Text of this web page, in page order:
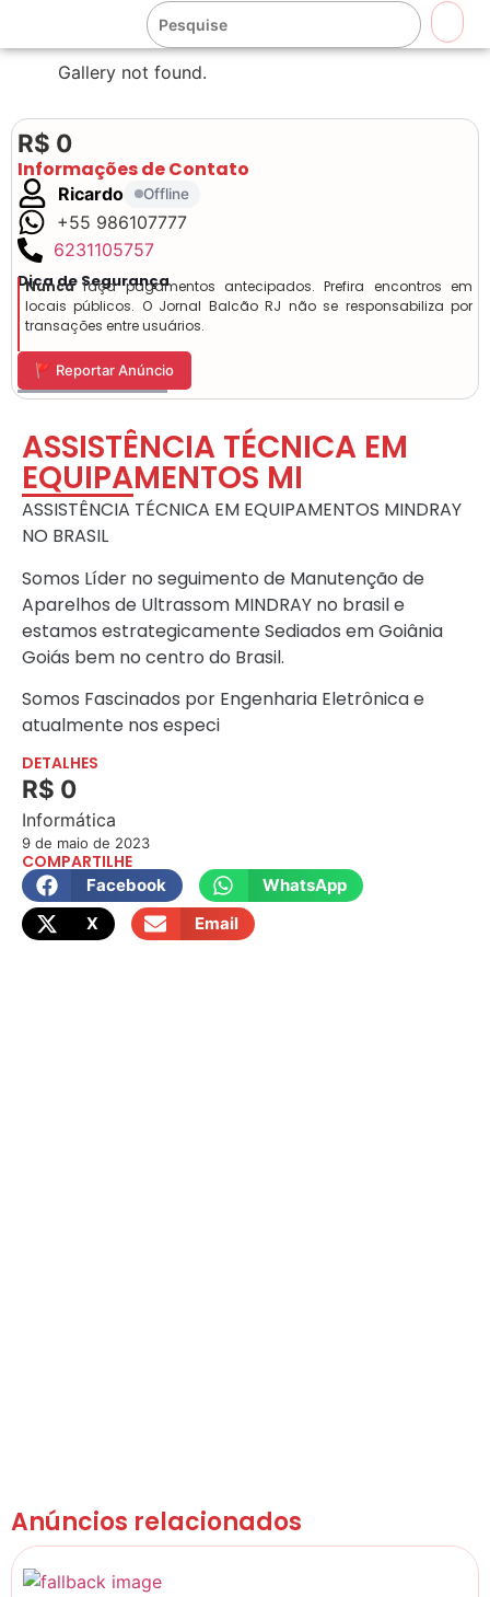
Gallery not found.
R$ 0
Informações de Contato
Ricardo Offline
+55 986107777
6231105757
Dica de Segurança
Nuncafaça pagamentos antecipados. Prefira encontros em
locais públicos. O Jornal Balcão RJ não se responsabiliza por
transações entre usuários.
🚩 Reportar Anúncio
ASSISTÊNCIA TÉCNICA EM
EQUIPAMENTOS MI
ASSISTÊNCIA TÉCNICA EM EQUIPAMENTOS MINDRAY
NO BRASIL
Somos Líder no seguimento de Manutenção de
Aparelhos de Ultrassom MINDRAY no brasil e
estamos estrategicamente Sediados em Goiânia
Goiás bem no centro do Brasil.
Somos Fascinados por Engenharia Eletrônica e
atualmente nos especi
DETALHES
R$ 0
Informática
9 de maio de 2023
COMPARTILHE
Facebook
WhatsApp
X
Email
Anúncios relacionados